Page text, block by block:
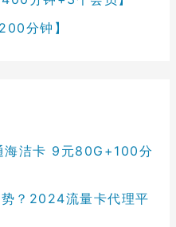
分钟】
海洁卡 9元80G+100分
？2024流量卡代理平